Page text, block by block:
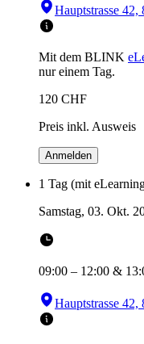
Hauptstrasse
Mit dem BLINK
nur einem Tag.
120 CHF
Preis inkl. Ausweis
Anmelden
1 Tag (mit
Samstag, 03. Okt.
09:00 – 12:00 &
Hauptstrasse